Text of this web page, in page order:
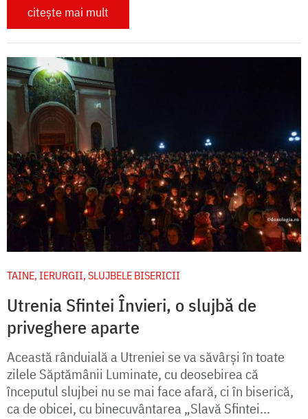
citește mai mult
TAINE, IERURGII, SLUJBELE BISERICII
Utrenia Sfintei Învieri, o slujbă de
priveghere aparte
Această rânduială a Utreniei se va săvârși în toate
zilele Săptămânii Luminate, cu deosebirea că
începutul slujbei nu se mai face afară, ci în biserică,
ca de obicei, cu binecuvântarea „Slavă Sfintei...